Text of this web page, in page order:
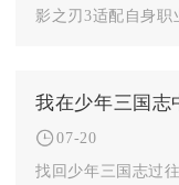
07-20